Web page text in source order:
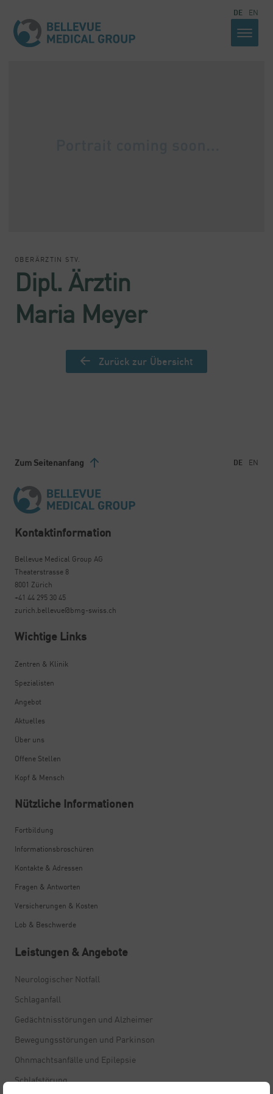
DE EN
OBERÄRZTIN STV.
Dipl. Ärztin
Maria Meyer
Zurück zur Übersicht
Zum Seitenanfang DE EN
Kontaktinformation
Bellevue Medical Group AG
Theaterstrasse 8
8001 Zürich
+41 44 295 30 45
zurich.bellevue@bmg-swiss.ch
Wichtige Links
Zentren & Klinik
Spezialisten
Angebot
Aktuelles
Über uns
Offene Stellen
Kopf & Mensch
Nützliche Informationen
Fortbildung
Informationsbroschüren
Kontakte & Adressen
Fragen & Antworten
Versicherungen & Kosten
Lob & Beschwerde
Leistungen & Angebote
Neurologischer Notfall
Schlaganfall
Gedächtnisstörungen und Alzheimer
Bewegungsstörungen und Parkinson
Ohnmachtsanfälle und Epilepsie
Schlafstörung